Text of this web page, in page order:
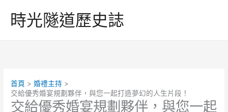
時光隧道歷史誌
首頁
婚禮主持
交給優秀婚宴規劃夥伴，與您一起打造夢幻的人生片段！
交給優秀婚宴規劃夥伴，與您一起